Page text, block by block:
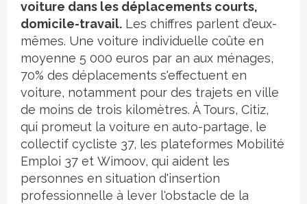
voiture dans les déplacements courts,
domicile-travail. Les chiffres parlent d'eux-
mêmes. Une voiture individuelle coûte en
moyenne 5 000 euros par an aux ménages,
70% des déplacements s'effectuent en
voiture, notamment pour des trajets en ville
de moins de trois kilomètres. À Tours, Citiz,
qui promeut la voiture en auto-partage, le
collectif cycliste 37, les plateformes Mobilité
Emploi 37 et Wimoov, qui aident les
personnes en situation d'insertion
professionnelle à lever l'obstacle de la